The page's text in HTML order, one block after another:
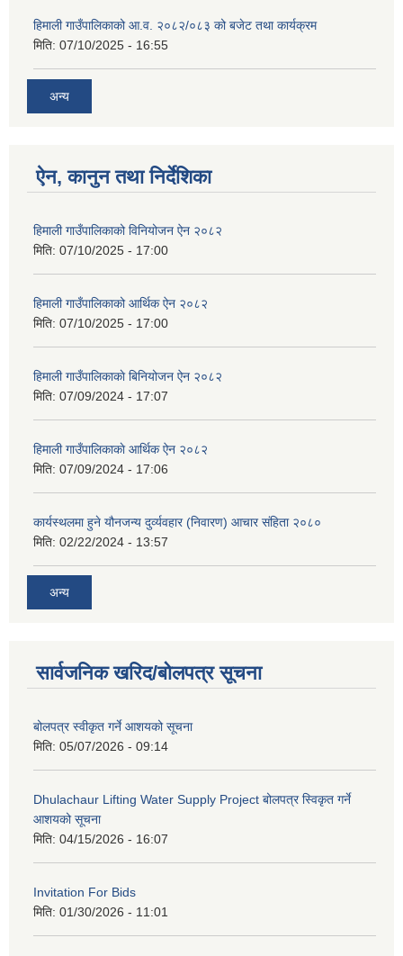
हिमाली गाउँपालिकाको आ.व. २०८२/०८३ को बजेट तथा कार्यक्रम
मिति: 07/10/2025 - 16:55
अन्य
ऐन, कानुन तथा निर्देशिका
हिमाली गाउँपालिकाको विनियोजन ऐन २०८२
मिति: 07/10/2025 - 17:00
हिमाली गाउँपालिकाको आर्थिक ऐन २०८२
मिति: 07/10/2025 - 17:00
हिमाली गाउँपालिकाकाे बिनियोजन ऐन २०८२
मिति: 07/09/2024 - 17:07
हिमाली गाउँपालिकाकाे आर्थिक ऐन २०८२
मिति: 07/09/2024 - 17:06
कार्यस्थलमा हुने यौनजन्य दुर्व्यवहार (निवारण) आचार संहिता २०८०
मिति: 02/22/2024 - 13:57
अन्य
सार्वजनिक खरिद/बोलपत्र सूचना
बोलपत्र स्वीकृत गर्ने आशयको सूचना
मिति: 05/07/2026 - 09:14
Dhulachaur Lifting Water Supply Project बोलपत्र स्विकृत गर्ने
आशयको सूचना
मिति: 04/15/2026 - 16:07
Invitation For Bids
मिति: 01/30/2026 - 11:01